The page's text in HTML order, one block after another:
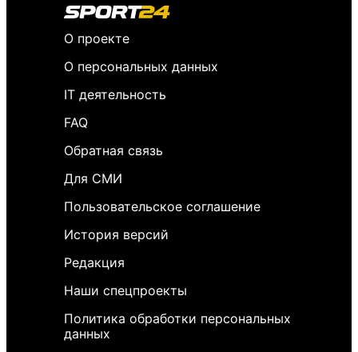
О проекте
О персональных данных
IT деятельность
FAQ
Обратная связь
Для СМИ
Пользовательское соглашение
История версий
Редакция
Наши спецпроекты
Политика обработки персональных
данных